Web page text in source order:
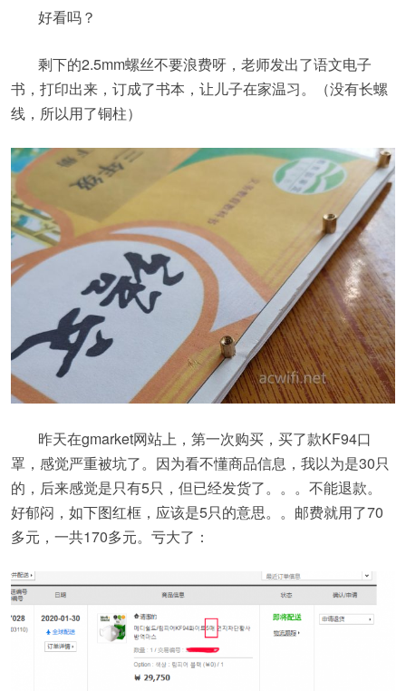
好看吗？
剩下的2.5mm螺丝不要浪费呀，老师发出了语文电子
书，打印出来，订成了书本，让儿子在家温习。（没有长螺
线，所以用了铜柱）
昨天在gmarket网站上，第一次购买，买了款KF94口
罩，感觉严重被坑了。因为看不懂商品信息，我以为是30只
的，后来感觉是只有5只，但已经发货了。。。不能退款。
好郁闷，如下图红框，应该是5只的意思。。邮费就用了70
多元，一共170多元。亏大了：